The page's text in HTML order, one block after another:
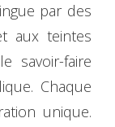
par des
aux teintes
savoir-faire
Chaque
unique.